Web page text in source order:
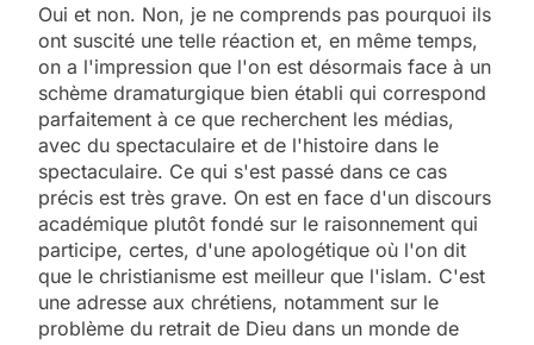
Oui et non. Non, je ne comprends pas pourquoi ils
ont suscité une telle réaction et, en même temps,
on a l'impression que l'on est désormais face à un
schème dramaturgique bien établi qui correspond
parfaitement à ce que recherchent les médias,
avec du spectaculaire et de l'histoire dans le
spectaculaire. Ce qui s'est passé dans ce cas
précis est très grave. On est en face d'un discours
académique plutôt fondé sur le raisonnement qui
participe, certes, d'une apologétique où l'on dit
que le christianisme est meilleur que l'islam. C'est
une adresse aux chrétiens, notamment sur le
problème du retrait de Dieu dans un monde de